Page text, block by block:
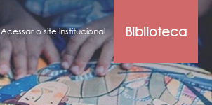
Acessar o site institucional Biblioteca